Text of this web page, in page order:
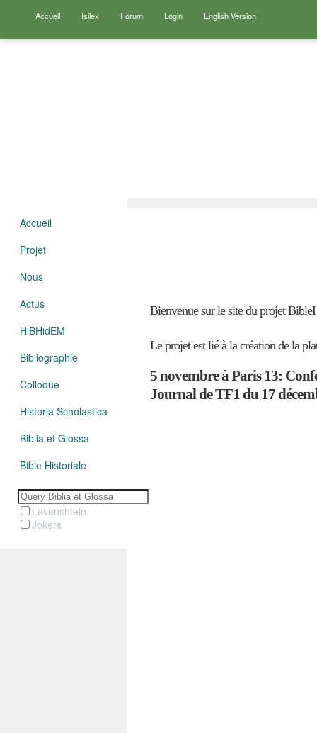
Accueil Isilex Forum Login English Version
Accueil
Projet
Nous
Actus
HiBHidEM
Bibliographie
Colloque
Historia Scholastica
Biblia et Glossa
Bible Historiale
Levenshtein
Jokers
Bienvenue sur le site du projet
Le projet est lié à la création de la
5 novembre à Paris 13:
Journal de TF1 du 17